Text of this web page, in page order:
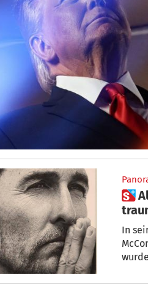
 Als Jugendlicher vergewaltigt: Matthew McConaughey enthüllt
In